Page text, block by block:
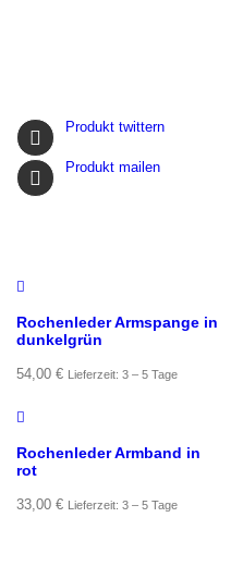
Produkt twittern
Produkt mailen
Rochenleder Armspange in
dunkelgrün
54,00€ Lieferzeit: 3 – 5 Tage
Rochenleder Armband in
rot
33,00€ Lieferzeit: 3 – 5 Tage